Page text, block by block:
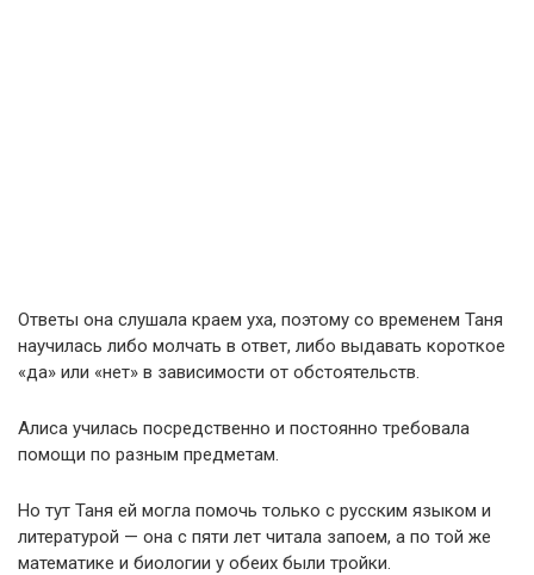
Ответы она слушала краем уха, поэтому со временем Таня
научилась либо молчать в ответ, либо выдавать короткое
«да» или «нет» в зависимости от обстоятельств.
Алиса училась посредственно и постоянно требовала
помощи по разным предметам.
Но тут Таня ей могла помочь только с русским языком и
литературой — она с пяти лет читала запоем, а по той же
математике и биологии у обеих были тройки.